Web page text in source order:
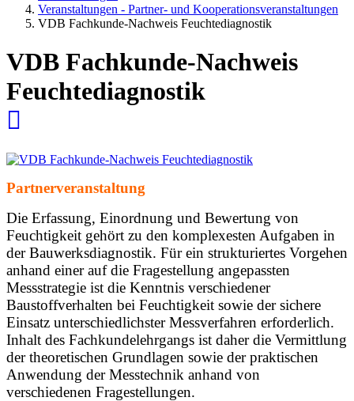
Veranstaltungen - Partner- und Kooperationsveranstaltungen
VDB Fachkunde-Nachweis Feuchtediagnostik
VDB Fachkunde-Nachweis
Feuchtediagnostik
Partnerveranstaltung
Die Erfassung, Einordnung und Bewertung von
Feuchtigkeit gehört zu den komplexesten Aufgaben in
der Bauwerksdiagnostik. Für ein strukturiertes Vorgehen
anhand einer auf die Fragestellung angepassten
Messstrategie ist die Kenntnis verschiedener
Baustoffverhalten bei Feuchtigkeit sowie der sichere
Einsatz unterschiedlichster Messverfahren erforderlich.
Inhalt des Fachkundelehrgangs ist daher die Vermittlung
der theoretischen Grundlagen sowie der praktischen
Anwendung der Messtechnik anhand von
verschiedenen Fragestellungen.